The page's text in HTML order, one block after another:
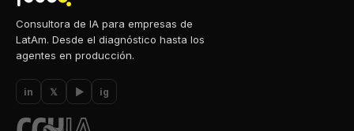
Consultora de IA para empresas de
LatAm. Desde el diagnóstico hasta los
agentes en producción.
in 𝕏 ▶ ig